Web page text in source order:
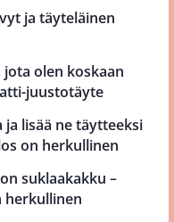
ja täyteläinen
olen koskaan
juustotäyte
ja lisää ne täytteeksi
on herkullinen
suklaakakku –
herkullinen